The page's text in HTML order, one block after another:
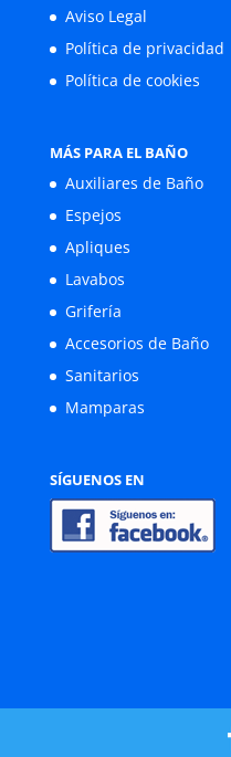
Aviso Legal
Política de privacidad
Política de cookies
MÁS PARA EL BAÑO
Auxiliares de Baño
Espejos
Apliques
Lavabos
Grifería
Accesorios de Baño
Sanitarios
Mamparas
SÍGUENOS EN